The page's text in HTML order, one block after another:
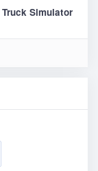
Simulator